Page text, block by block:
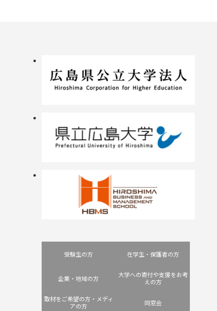
受験生の方 在学生・保護者の方
企業・地域の方
大学への寄付や支援をお考
えの方
取材をご希望の方・メディ
アの方
同窓会